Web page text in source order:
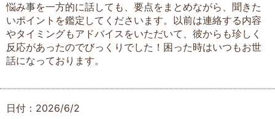
悩み事を一方的に話しても、要点をまとめながら、聞きた
いポイントを鑑定してくださいます。以前は連絡する内容
やタイミングもアドバイスをいただいて、彼からも珍しく
反応があったのでびっくりでした！困った時はいつもお世
話になっております。
日付：2026/6/2